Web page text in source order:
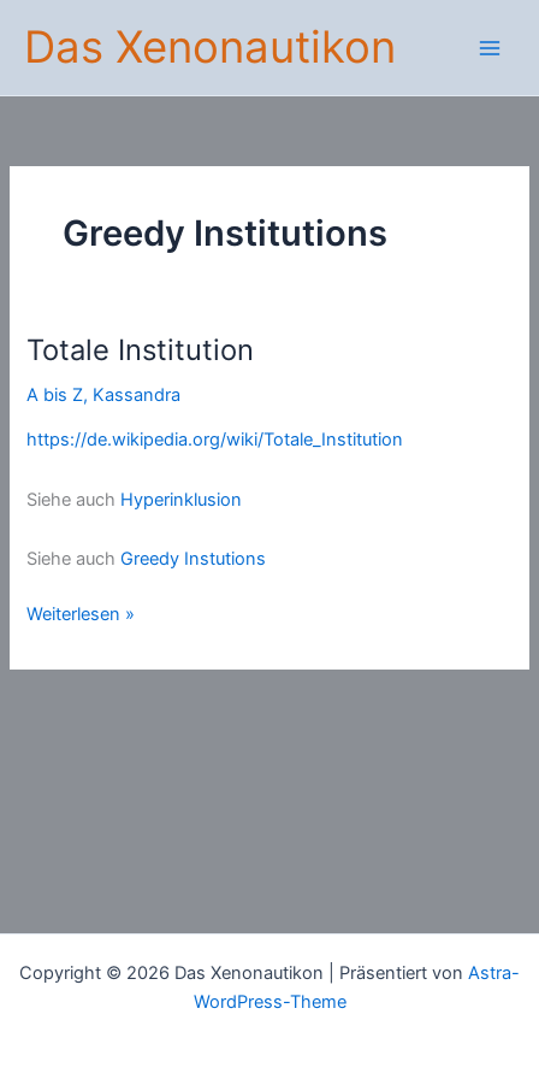
Inhalt
springen
Das Xenonautikon
Greedy Institutions
Totale Institution
A bis Z, Kassandra
https://de.wikipedia.org/wiki/Totale_Institution
Siehe auch Hyperinklusion
Siehe auchGreedy Instutions
Totale
Weiterlesen »
Copyright © 2026 Das Xenonautikon | Präsentiert von Astra-
WordPress-Theme